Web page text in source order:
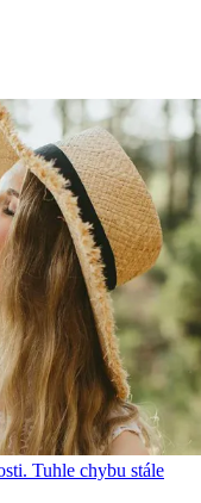
Tuhle chybu stále